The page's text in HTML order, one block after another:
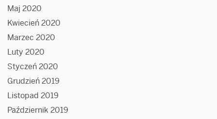
Maj 2020
Kwiecień 2020
Marzec 2020
Luty 2020
Styczeń 2020
Grudzień 2019
Listopad 2019
Październik 2019